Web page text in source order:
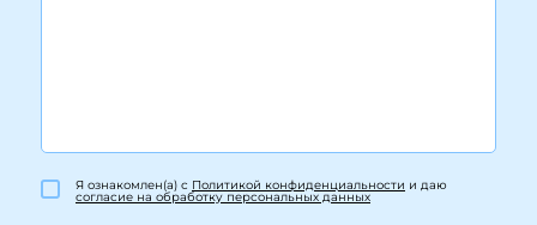
Я ознакомлен(а) с Политикой конфиденциальности и даю
согласие на обработку персональных данных